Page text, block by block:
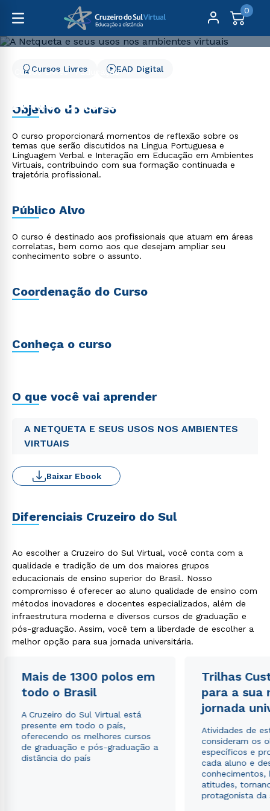
0
Cursos Livres
Educação
A Netqueta e seus usos
nos ambientes virtuais
Cursos Livres EAD Digital
Objetivo do curso
O curso proporcionará momentos de reflexão sobre os
temas que serão discutidos na Língua Portuguesa e
Linguagem Verbal e Interação em Educação em Ambientes
Virtuais, contribuindo com sua formação continuada e
trajetória profissional.
Público Alvo
O curso é destinado aos profissionais que atuam em áreas
correlatas, bem como aos que desejam ampliar seu
conhecimento sobre o assunto.
Coordenação do Curso
Conheça o curso
O que você vai aprender
A NETQUETA E SEUS USOS NOS AMBIENTES
VIRTUAIS
Baixar Ebook
Diferenciais Cruzeiro do Sul
Ao escolher a Cruzeiro do Sul Virtual, você conta com a
qualidade e tradição de um dos maiores grupos
educacionais de ensino superior do Brasil. Nosso
compromisso é oferecer ao aluno qualidade de ensino com
métodos inovadores e docentes especializados, além de
infraestrutura moderna e diversos cursos de graduação e
pós-graduação. Assim, você tem a liberdade de escolher a
melhor opção para sua jornada universitária.
Mais de 1300 polos em
todo o Brasil
A Cruzeiro do Sul Virtual está
presente em todo o país,
oferecendo os melhores cursos
de graduação e pós-graduação a
distância do país
Trilhas
para a sua
jornada
Atividades de
consideram os
específicos e
cada aluno e
conhecimentos,
atitudes,
protagonista da